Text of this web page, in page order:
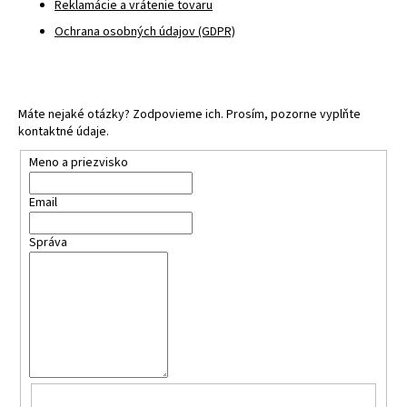
Reklamácie a vrátenie tovaru
Ochrana osobných údajov (GDPR)
Máte nejaké otázky? Zodpovieme ich. Prosím, pozorne vyplňte
kontaktné údaje.
Meno a priezvisko
Email
Správa